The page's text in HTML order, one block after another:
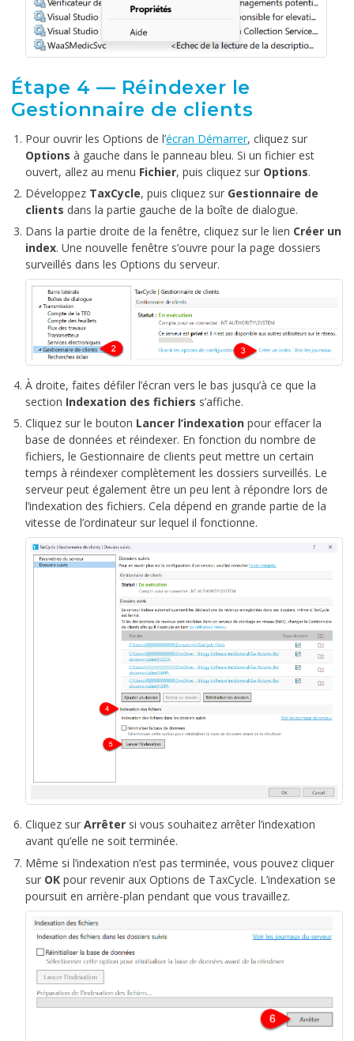
Étape 4 — Réindexer le
Gestionnaire de clients
Pour ouvrir les Options de l’écran Démarrer, cliquez sur
Options à gauche dans le panneau bleu. Si un fichier est
ouvert, allez au menu Fichier, puis cliquez sur Options.
Développez TaxCycle, puis cliquez sur Gestionnaire de
clients dans la partie gauche de la boîte de dialogue.
Dans la partie droite de la fenêtre, cliquez sur le lien Créer un
index. Une nouvelle fenêtre s’ouvre pour la page dossiers
surveillés dans les Options du serveur.
À droite, faites défiler l’écran vers le bas jusqu’à ce que la
section Indexation des fichiers s’affiche.
Cliquez sur le bouton Lancer l’indexation pour effacer la
base de données et réindexer. En fonction du nombre de
fichiers, le Gestionnaire de clients peut mettre un certain
temps à réindexer complètement les dossiers surveillés. Le
serveur peut également être un peu lent à répondre lors de
l’indexation des fichiers. Cela dépend en grande partie de la
vitesse de l’ordinateur sur lequel il fonctionne.
Cliquez sur Arrêter si vous souhaitez arrêter l’indexation
avant qu’elle ne soit terminée.
Même si l’indexation n’est pas terminée, vous pouvez cliquer
sur OK pour revenir aux Options de TaxCycle. L’indexation se
poursuit en arrière-plan pendant que vous travaillez.